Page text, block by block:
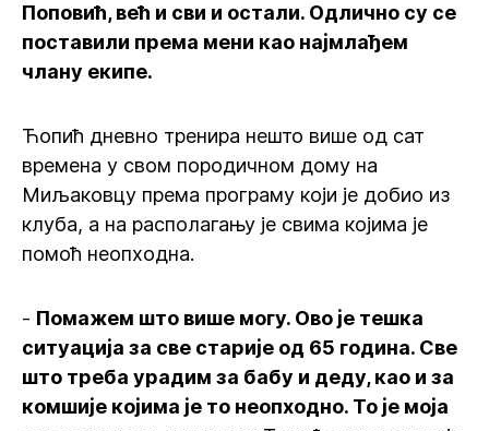
Поповић, већ и сви и остали. Одлично су се
поставили према мени као најмлађем
члану екипе.
Ћопић дневно тренира нешто више од сат
времена у свом породичном дому на
Миљаковцу према програму који је добио из
клуба, а на располагању је свима којима је
помоћ неопходна.
- Помажем што више могу. Ово је тешка
ситуација за све старије од 65 година. Све
што треба урадим за бабу и деду, као и за
комшије којима је то неопходно. То је моја